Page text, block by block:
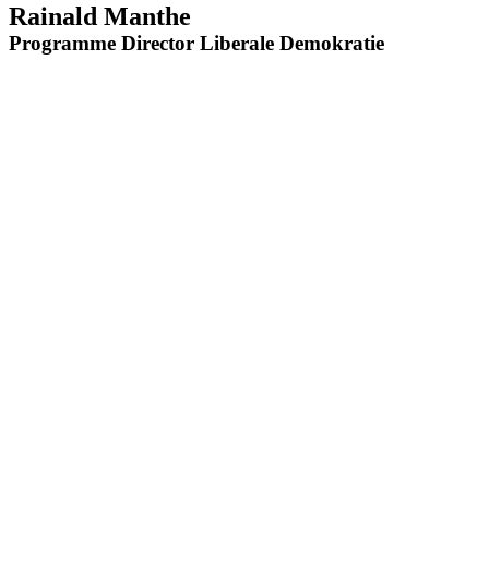
Rainald Manthe
Programme Director Liberale Demokratie